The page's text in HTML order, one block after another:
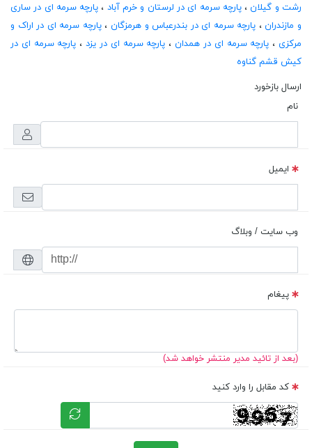
رشت و گیلان،پارچه سرمه ای در لرستان و خرم آباد ، پارچه سرمه ای در ساری
و مازندران، پارچه سرمه ای در بندرعباس و هرمزگان ،پارچه سرمه ای در اراک و
مرکزی، پارچه سرمه ای در همدان، پارچه سرمه ای در یزد، پارچه سرمه ای در
کیش قشم گناوه
ارسال بازخورد
نام
ایمیل
وب سایت / وبلاگ
پیغام
(بعد از تائید مدیر منتشر خواهد شد)
کد مقابل را وارد کنید